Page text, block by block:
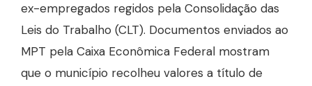
ex-empregados regidos pela Consolidação das
Leis do Trabalho (CLT). Documentos enviados ao
MPT pela Caixa Econômica Federal mostram
que o município recolheu valores a título de